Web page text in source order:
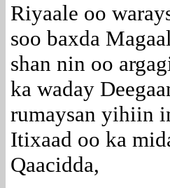
Riyaale oo
soo baxda
shan nin oo
ka waday
rumaysan yihiin
Itixaad oo ka
Qaacidda,